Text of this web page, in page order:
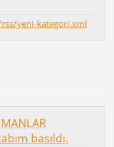
yeni-kategori.xml
basıldı.